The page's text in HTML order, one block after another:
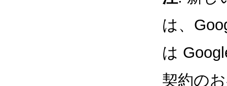
は、
は
契約の